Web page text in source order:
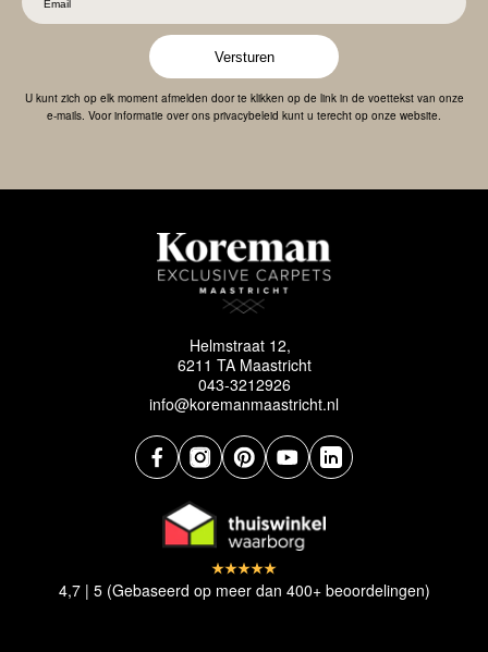
Versturen
U kunt zich op elk moment afmelden door te klikken op de link in de voettekst van onze
e-mails. Voor informatie over ons privacybeleid kunt u terecht op onze website.
Helmstraat 12,
6211 TA Maastricht
043-3212926
info@koremanmaastricht.nl
4,7 | 5 (Gebaseerd op meer dan 400+ beoordelingen)